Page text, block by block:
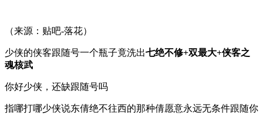
（来源：贴吧-落花）
少侠的侠客跟随号一个瓶子竟洗出七绝不修+双最大+侠客之
魂核武
你好少侠，还缺跟随号吗
指哪打哪少侠说东倩绝不往西的那种倩愿意永远无条件跟随你